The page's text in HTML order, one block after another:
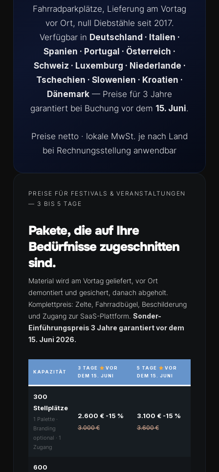
Fahrradparkplätze, Lieferung am Vortag
vor Ort, null Diebstähle seit 2017.
Verfügbar in Deutschland · Italien ·
Spanien · Portugal · Österreich ·
Schweiz · Luxemburg · Niederlande ·
Tschechien · Slowenien · Kroatien ·
Dänemark — Preise für 3 Jahre
garantiert bei Buchung vor dem 15. Juni.
Preise netto · lokale MwSt. je nach Land
bei Rechnungsstellung anwendbar
PREISE FÜR FESTIVALS & VERANSTALTUNGEN
— 3 BIS 5 TAGE
Pakete, die auf Ihre
Bedürfnisse zugeschnitten
sind.
Material wird am Vortag geliefert, vor Ort
demontiert und gesichert, danach abgeholt.
Komplettpreis: Zelte, Fahrradbügel, Beschilderung
und Zugang zur SaaS-Plattform. Sonder-
Einführungspreis 3 Jahre garantiert vor dem
15. Juni 2026.
KAPAZITÄT
3 TAGE
VOR
DEM 15. JUNI
5 TAGE
VOR
DEM 15. JUNI
300
Stellplätze
1 Palette ·
Branding
optional · 1
Zugang
2.600 € -15 %
3.000 €
3.100 € -15 %
3.600 €
600